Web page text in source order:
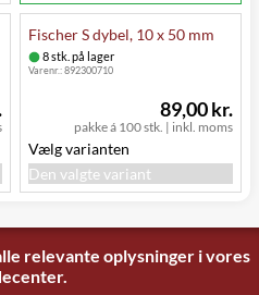
Fischer S dybel, 10 x 50 mm
8 stk. på lager
Varenr.:892300710
pakke á 100 stk. | inkl. moms
89,00 kr.
Vælg varianten
Den valgte variant
relevante oplysninger i vores